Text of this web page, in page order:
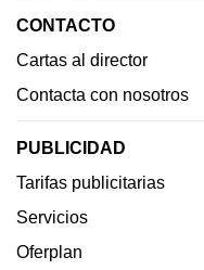
CONTACTO
Cartas al director
Contacta con nosotros
PUBLICIDAD
Tarifas publicitarias
Servicios
Oferplan